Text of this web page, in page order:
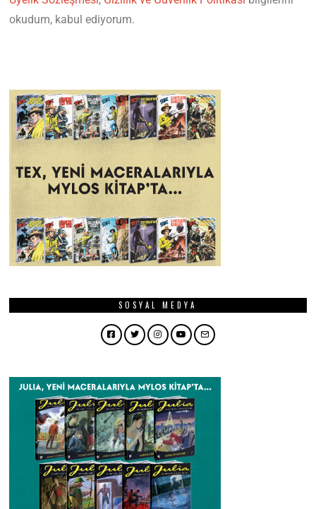
okudum, kabul ediyorum.
SOSYAL MEDYA
Facebook
TwitterInstagram
YouTubeEmail